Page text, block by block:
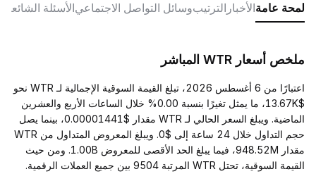
لمحة عامةالأخبار الترتيبوسائل التواصل الاجتماعيالأسئلة الشائعة
ملخص أسعار WTR المباشر
اعتبارًا من 6 أغسطس 2026، تبلغ القيمة السوقية الإجمالية لـ WTR نحو
$13.67K، ما يمثل تغيرًا بنسبة 0.00% خلال الساعات الأربع والعشرين
الماضية. ويبلغ السعر الحالي لـ WTR مقدار $0.00001441، بينما يصل
حجم التداول خلال 24 ساعة إلى $0. ويبلغ المعروض المتداول من WTR
مقدار 948.52M، فيما يبلغ الحد الأقصى للمعروض 1.00B. ومن حيث
القيمة السوقية، تحتل WTR المرتبة 9504 بين جميع العملات الرقمية.